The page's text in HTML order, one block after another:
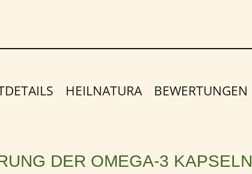
HEILNATURA BEWERTUNGEN
DER OMEGA-3 KAPSELN